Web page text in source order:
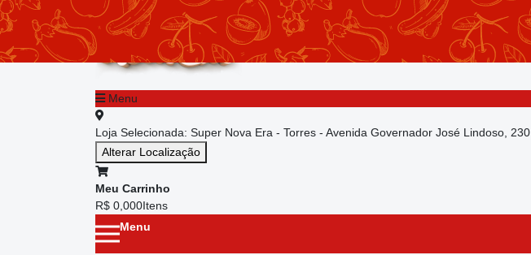
Menu
Loja Selecionada: Super Nova Era - Torres - Avenida Governador José Lindoso, 230
Alterar Localização
Meu Carrinho
R$ 0,000Itens
Menu
Menu principal